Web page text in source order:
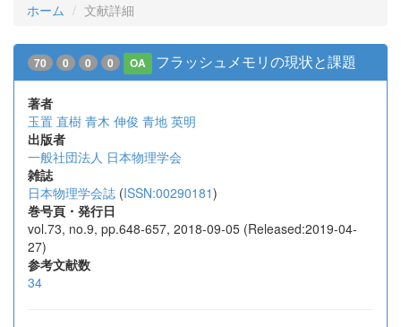
ホーム 文献詳細
70 0 0 0 OA フラッシュメモリの現状と課題
著者
玉置 直樹 青木 伸俊 青地 英明
出版者
一般社団法人 日本物理学会
雑誌
日本物理学会誌 (ISSN:00290181)
巻号頁・発行日
vol.73, no.9, pp.648-657, 2018-09-05 (Released:2019-04-
27)
参考文献数
34